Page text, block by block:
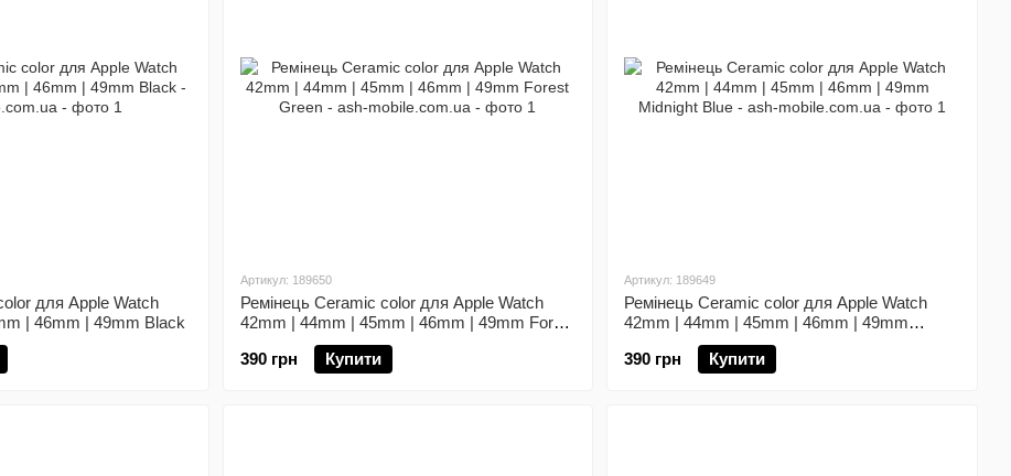
для Apple Watch
| 46mm | 49mm Black
Артикул: 189650
Ремінець Ceramic color для Apple Watch
42mm | 44mm | 45mm | 46mm | 49mm Forest
390 грн
Купити
Артикул: 189649
Ремінець Ceramic color для Apple Watch
42mm | 44mm | 45mm | 46mm | 49mm
Midnight Blue
390 грн
Купити